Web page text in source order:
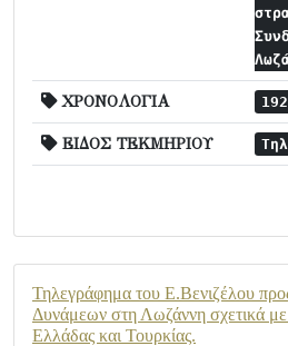
ΧΡΟΝΟΛΟΓΙΑ
ΕΙΔΟΣ ΤΕΚΜΗΡΙΟΥ
Τηλεγράφημα του Ε.Βενιζέλου
Δυνάμεων στη Λωζάννη σχετικά με
Ελλάδας και Τουρκίας.